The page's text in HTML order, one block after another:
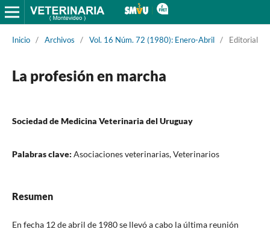
Inicio / Archivos / Vol. 16 Núm. 72 (1980): Enero-Abril / Editorial
La profesión en marcha
Sociedad de Medicina Veterinaria del Uruguay
Palabras clave: Asociaciones veterinarias, Veterinarios
Resumen
En fecha 12 de abril de 1980 se llevó a cabo la última reunión